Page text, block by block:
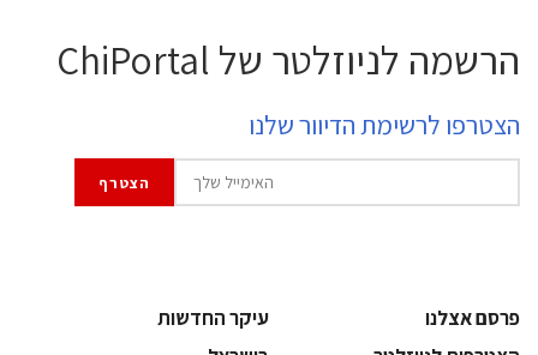
הרשמה לניוזלטר של ChiPortal
הצטרפו לרשימת הדיוור שלנו
פרסם אצלנו
עיקר החדשות